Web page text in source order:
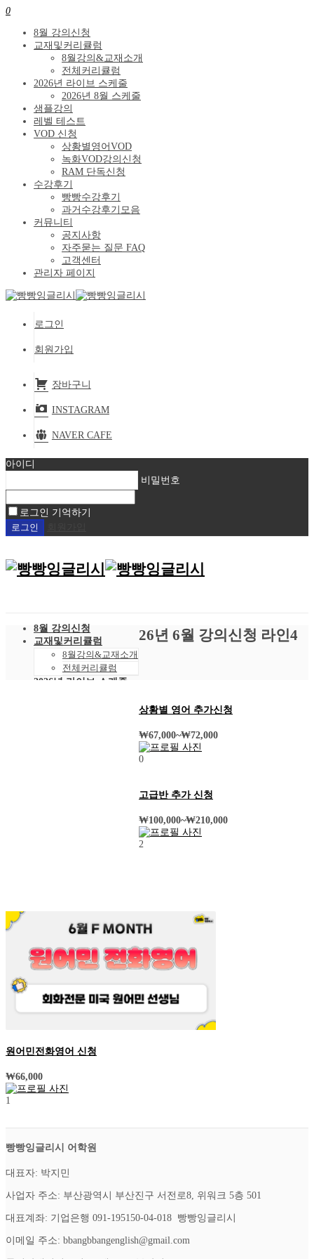
0
8월 강의신청
교재및커리큘럼
8월강의&교재소개
전체커리큘럼
2026년 라이브 스케줄
2026년 8월 스케줄
샘플강의
레벨 테스트
VOD 신청
상황별영어VOD
녹화VOD강의신청
RAM 단독신청
수강후기
빵빵수강후기
과거수강후기모음
커뮤니티
공지사항
자주묻는 질문 FAQ
고객센터
관리자 페이지
로그인
회원가입
장바구니
INSTAGRAM
NAVER CAFE
아이디
비밀번호
로그인 기억하기
8월 강의신청
교재및커리큘럼
8월강의&교재소개
전체커리큘럼
2026년 라이브 스케줄
26년 6월 강의신청 라인4
상황별 영어 추가신청
₩67,000~₩72,000
0
고급반 추가 신청
₩100,000~₩210,000
2
원어민전화영어 신청
₩66,000
1
빵빵잉글리시 어학원
대표자: 박지민
사업자 주소: 부산광역시 부산진구 서전로8, 위워크 5층 501
대표계좌: 기업은행 091-195150-04-018 빵빵잉글리시
이메일 주소: bbangbbangenglish@gmail.com